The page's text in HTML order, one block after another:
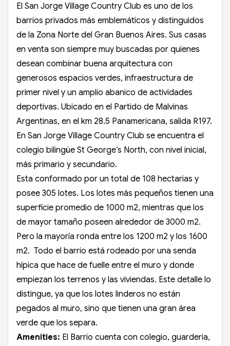
El San Jorge Village Country Club es uno de los
barrios privados más emblemáticos y distinguidos
de la Zona Norte del Gran Buenos Aires. Sus casas
en venta son siempre muy buscadas por quienes
desean combinar buena arquitectura con
generosos espacios verdes, infraestructura de
primer nivel y un amplio abanico de actividades
deportivas. Ubicado en el Partido de Malvinas
Argentinas, en el km 28.5 Panamericana, salida R197.
En San Jorge Village Country Club se encuentra el
colegio bilingüe St George’s North, con nivel inicial,
más primario y secundario.
Esta conformado por un total de 108 hectarias y
posee 305 lotes. Los lotes más pequeños tienen una
superficie promedio de 1000 m2, mientras que los
de mayor tamaño poseen alrededor de 3000 m2.
Pero la mayoría ronda entre los 1200 m2 y los 1600
m2. Todo el barrio está rodeado por una senda
hípica que hace de fuelle entre el muro y donde
empiezan los terrenos y las viviendas. Este detalle lo
distingue, ya que los lotes linderos no están
pegados al muro, sino que tienen una gran área
verde que los separa.
Amenities: El Barrio cuenta con colegio, guarderia,